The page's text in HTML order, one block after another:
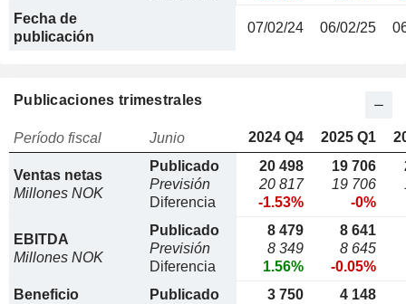
Fecha de
publicación
07/02/24 06/02/25
Publicaciones trimestrales
Período fiscal Junio 2024 Q4 2025 Q1
Ventas netas
Millones NOK
Publicado
Previsión
Diferencia
20 498
20 817
-1.53%
19 706
19 706
-0%
EBITDA
Millones NOK
Publicado
Previsión
Diferencia
8 479
8 349
1.56%
8 641
8 645
-0.05%
Beneficio
Publicado
3 750
4 148